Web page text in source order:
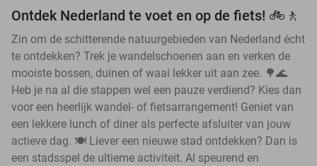
Ontdek Nederland te voet en op de fiets! 🚲🚶
Zin om de schitterende natuurgebieden van Nederland écht
te ontdekken? Trek je wandelschoenen aan en verken de
mooiste bossen, duinen of waai lekker uit aan zee. 🌳🌊
Heb je na al die stappen wel een pauze verdiend? Kies dan
voor een heerlijk wandel- of fietsarrangement! Geniet van
een lekkere lunch of diner als perfecte afsluiter van jouw
actieve dag. 🍽️ Liever een nieuwe stad ontdekken? Dan is
een stadsspel de ultieme activiteit. Al speurend en